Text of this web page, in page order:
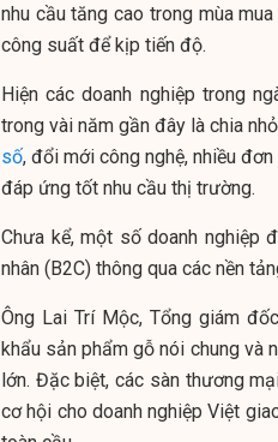
nhu cầu tăng cao trong mùa
công suất để kịp tiến độ.
Hiện các doanh nghiệp trong
trong vài năm gần đây là chia
số, đổi mới công nghệ, nhiều
đáp ứng tốt nhu cầu thị trường.
Chưa kể, một số doanh nghiệp
nhân (B2C) thông qua các nền
Ông Lai Trí Mộc, Tổng giám
khẩu sản phẩm gỗ nói chung và
lớn. Đặc biệt, các sàn thương
cơ hội cho doanh nghiệp Việt